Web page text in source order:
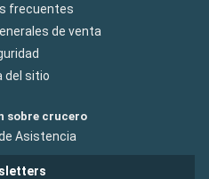
frecuentes
de venta
del sitio
sobre crucero
Asistencia